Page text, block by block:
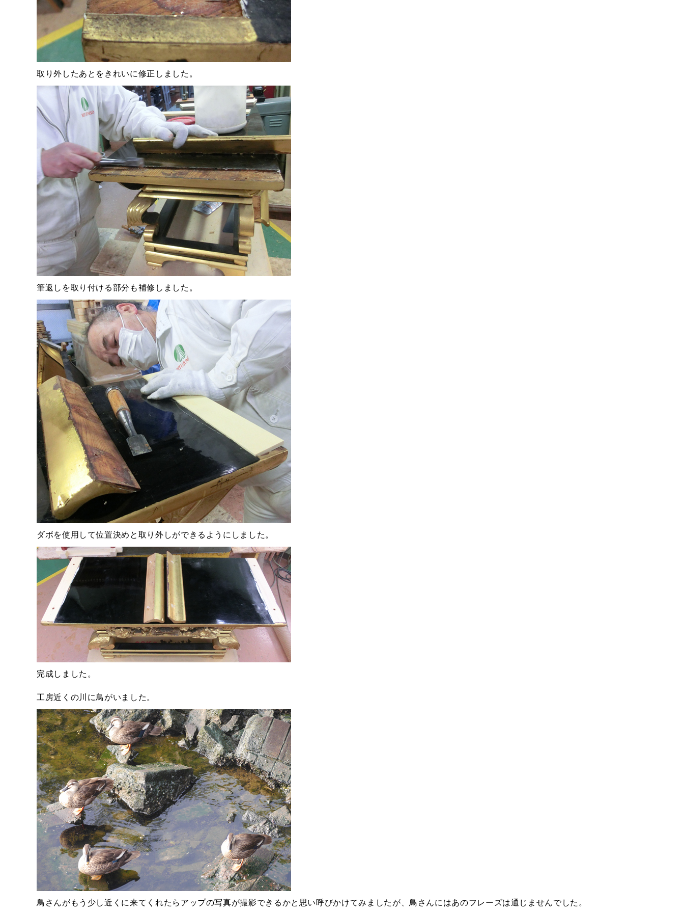
取り外したあとをきれいに修正しました。
筆返しを取り付ける部分も補修しました。
ダボを使用して位置決めと取り外しができるようにしました。
完成しました。
工房近くの川に鳥がいました。
鳥さんがもう少し近くに来てくれたらアップの写真が撮影できるかと思い呼びかけてみましたが、鳥さんにはあのフレーズは通じませんでした。